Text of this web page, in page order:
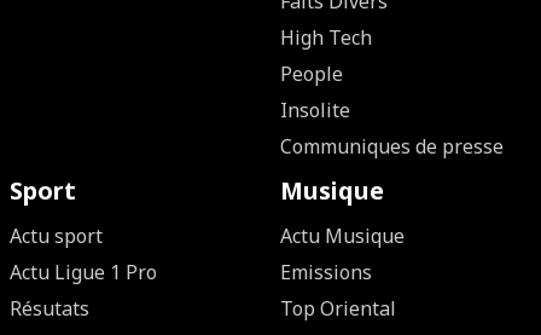
High Tech
People
Insolite
Communiques de presse
Sport
Actu sport
Actu Ligue 1 Pro
Résutats
Musique
Actu Musique
Emissions
Top Oriental